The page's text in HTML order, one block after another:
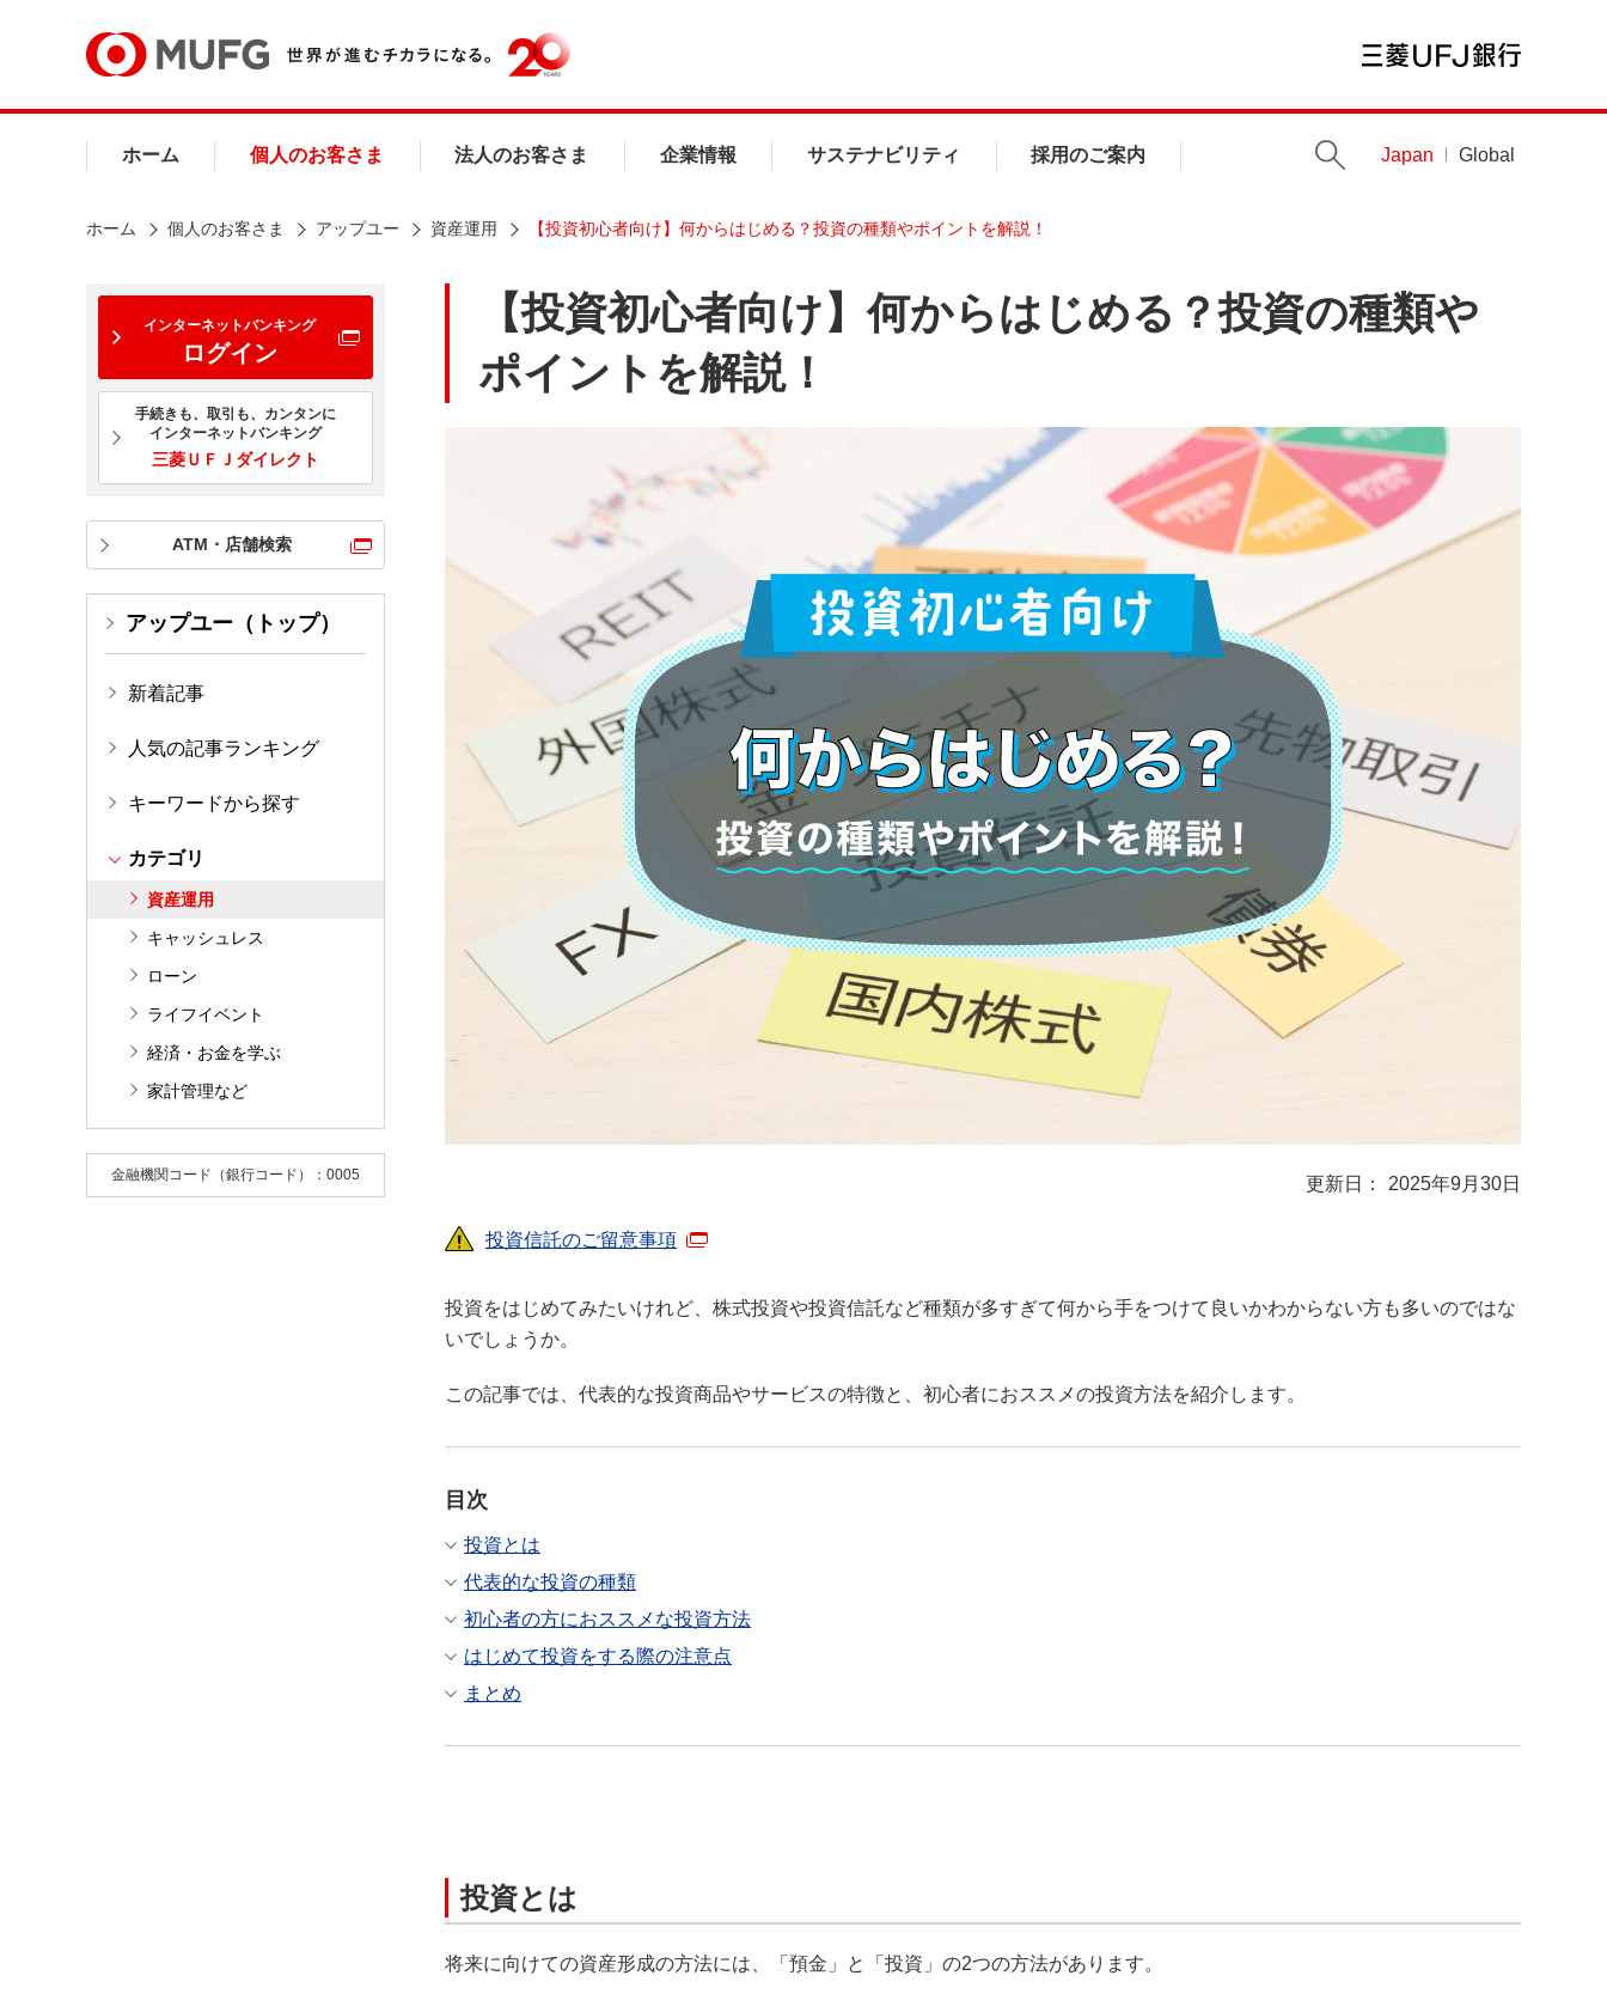
ホーム 個人のお客さま 法人のお客さま 企業情報 サステナビリティ 採用のご案内 Japan Global
ホーム 個人のお客さま アップユー 資産運用 【投資初心者向け】何からはじめる？投資の種類やポイントを解説！
インターネットバンキング
ログイン
手続きも、取引も、カンタンに
インターネットバンキング
三菱ＵＦＪダイレクト
ATM・店舗検索
アップユー（トップ）
新着記事
人気の記事ランキング
キーワードから探す
カテゴリ
資産運用
キャッシュレス
ローン
ライフイベント
経済・お金を学ぶ
家計管理など
金融機関コード（銀行コード）：0005
【投資初心者向け】何からはじめる？投資の種類や
ポイントを解説！
2025年9月30日
投資信託のご留意事項
投資をはじめてみたいけれど、株式投資や投資信託など種類が多すぎて何から手をつけて良いかわからない方も多いのではな
いでしょうか。
この記事では、代表的な投資商品やサービスの特徴と、初心者におススメの投資方法を紹介します。
目次
投資とは
代表的な投資の種類
初心者の方におススメな投資方法
はじめて投資をする際の注意点
まとめ
投資とは
将来に向けての資産形成の方法には、「預金」と「投資」の2つの方法があります。